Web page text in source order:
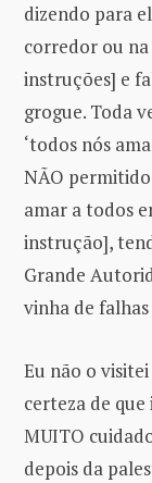
dizendo para
corredor ou na
instruções] e
grogue. Toda
‘todos nós
NÃO
amar a todos
instrução],
Grande
vinha de falhas
Eu não o
certeza de
MUITO
depois da